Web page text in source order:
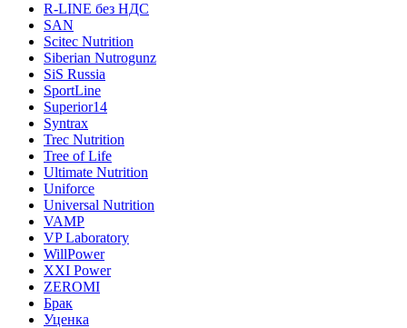
R-LINE без НДС
SAN
Scitec Nutrition
Siberian Nutrogunz
SiS Russia
SportLine
Superior14
Syntrax
Trec Nutrition
Tree of Life
Ultimate Nutrition
Uniforce
Universal Nutrition
VAMP
VP Laboratory
WillPower
XXI Power
ZEROMI
Брак
Уценка